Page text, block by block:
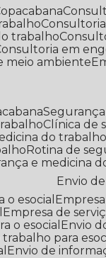
trabalho
Consultoria em
meio ambiente
Clínica
do trabalho
Rotina de
e medicina
Envio
o esocial
Empresa de
o esocial
Envio
para
Envio de